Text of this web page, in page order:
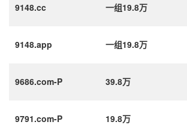
9148.cc 一组19.8万
9148.app 一组19.8万
9686.com-P 39.8万
9791.com-P 19.8万